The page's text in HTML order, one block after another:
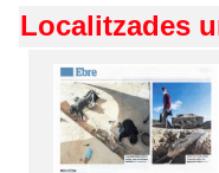
Localitzades